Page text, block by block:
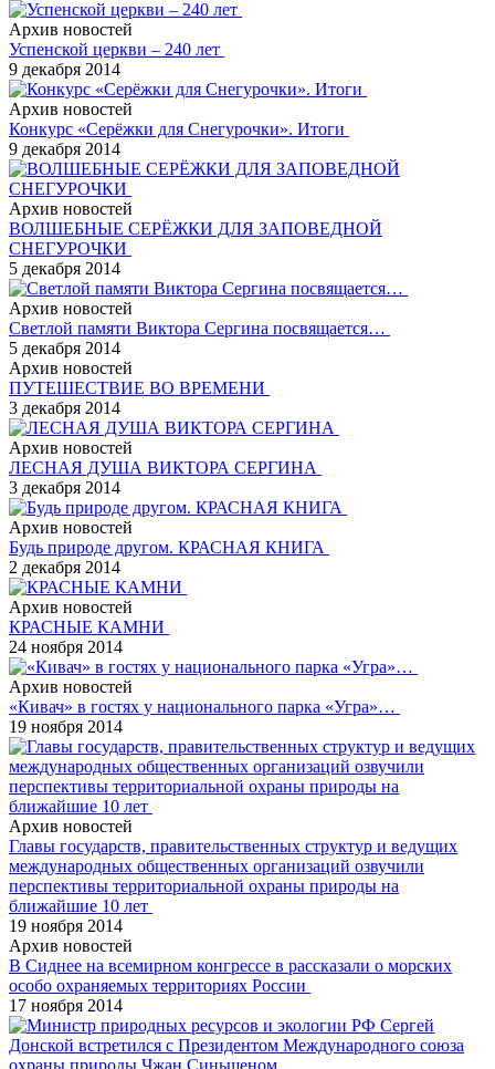
Архив новостей
Успенской церкви – 240 лет
9 декабря 2014
Архив новостей
Конкурс «Серёжки для Снегурочки». Итоги
9 декабря 2014
Архив новостей
ВОЛШЕБНЫЕ СЕРЁЖКИ ДЛЯ ЗАПОВЕДНОЙ
СНЕГУРОЧКИ
5 декабря 2014
Архив новостей
Светлой памяти Виктора Сергина посвящается…
5 декабря 2014
Архив новостей
ПУТЕШЕСТВИЕ ВО ВРЕМЕНИ
3 декабря 2014
Архив новостей
ЛЕСНАЯ ДУША ВИКТОРА СЕРГИНА
3 декабря 2014
Архив новостей
Будь природе другом. КРАСНАЯ КНИГА
2 декабря 2014
Архив новостей
КРАСНЫЕ КАМНИ
24 ноября 2014
Архив новостей
«Кивач» в гостях у национального парка «Угра»…
19 ноября 2014
Архив новостей
Главы государств, правительственных структур и ведущих
международных общественных организаций озвучили
перспективы территориальной охраны природы на
ближайшие 10 лет
19 ноября 2014
Архив новостей
В Сиднее на всемирном конгрессе в рассказали о морских
особо охраняемых территориях России
17 ноября 2014